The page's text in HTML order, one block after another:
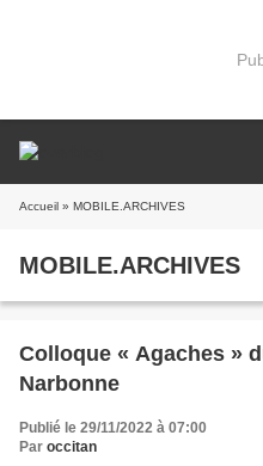
Accueil » MOBILE.ARCHIVES
MOBILE.ARCHIVES
Colloque « Agaches »
Narbonne
Publié le 29/11/2022 à 07:00
Par occitan